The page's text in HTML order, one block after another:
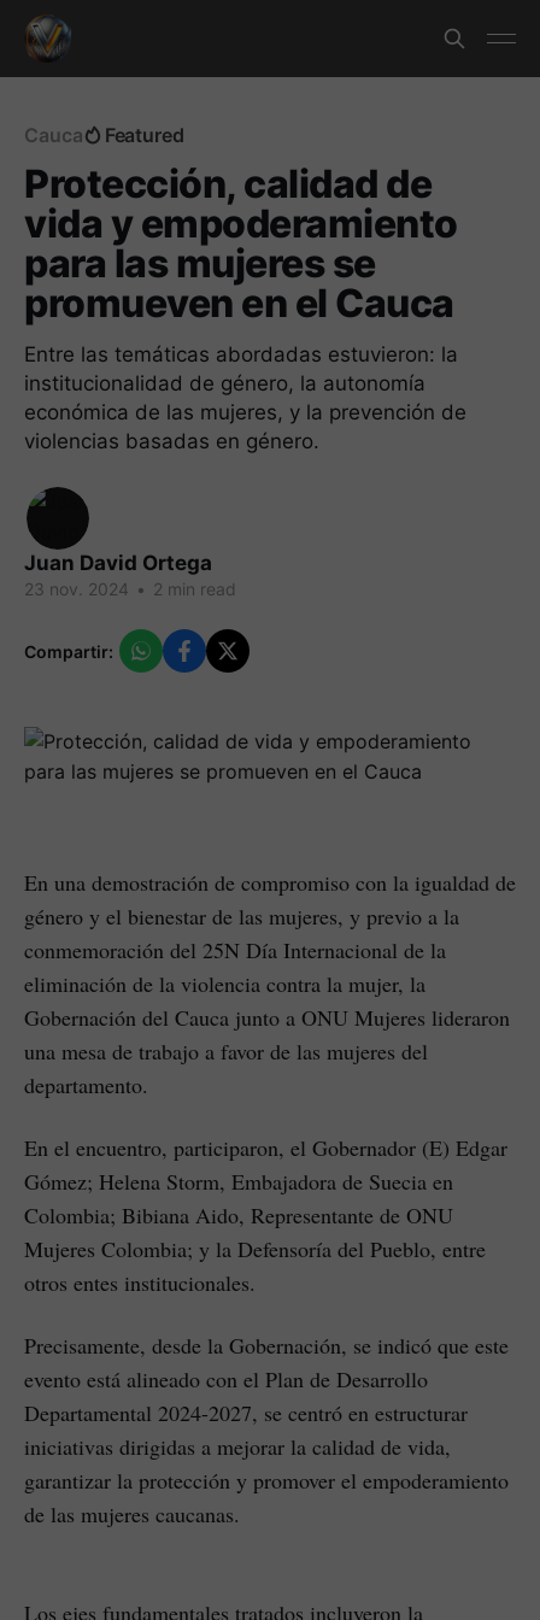
Cauca Featured
Protección, calidad de
vida y empoderamiento
para las mujeres se
promueven en el Cauca
Entre las temáticas abordadas estuvieron: la
institucionalidad de género, la autonomía
económica de las mujeres, y la prevención de
violencias basadas en género.
Juan David Ortega
23 nov. 2024 • 2 min read
Compartir:
En una demostración de compromiso con la igualdad de
género y el bienestar de las mujeres, y previo a la
conmemoración del 25N Día Internacional de la
eliminación de la violencia contra la mujer, la
Gobernación del Cauca junto a ONU Mujeres lideraron
una mesa de trabajo a favor de las mujeres del
departamento.
En el encuentro, participaron, el Gobernador (E) Edgar
Gómez; Helena Storm, Embajadora de Suecia en
Colombia; Bibiana Aido, Representante de ONU
Mujeres Colombia; y la Defensoría del Pueblo, entre
otros entes institucionales.
Precisamente, desde la Gobernación, se indicó que este
evento está alineado con el Plan de Desarrollo
Departamental 2024-2027, se centró en estructurar
iniciativas dirigidas a mejorar la calidad de vida,
garantizar la protección y promover el empoderamiento
de las mujeres caucanas.
Los ejes fundamentales tratados incluyeron la